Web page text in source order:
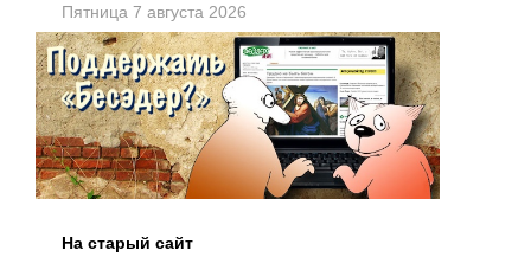
Пятница 7 августа 2026
На старый сайт